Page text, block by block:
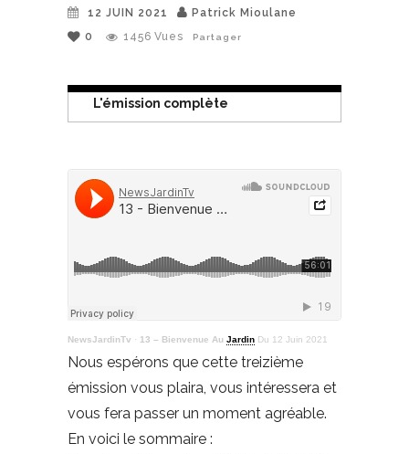
12 JUIN 2021
Patrick Mioulane
0
1456 Vues Partager
L'émission complète
NewsJardinTv · 13 – Bienvenue Au Jardin Du 12 Juin 2021
Nous espérons que cette treizième
émission vous plaira, vous intéressera et
vous fera passer un moment agréable.
En voici le sommaire :